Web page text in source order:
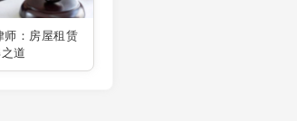
师：房屋租赁
道